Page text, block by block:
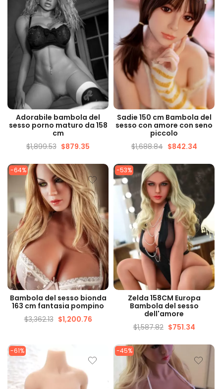
VISUALIZZAZIONE
VELOCE
Adorabile bambola del
sesso porno maturo da 158
cm
$1,899.53 $879.35
VISUALIZZAZIONE
VELOCE
Sadie 150 cm Bambola del
sesso con amore con seno
piccolo
$1,688.84 $842.34
-64%
VISUALIZZAZIONE
VELOCE
Bambola del sesso bionda
163 cm fantasia pompino
$3,362.13 $1,200.76
-53%
VISUALIZZAZIONE
VELOCE
Zelda 158CM Europa
Bambola del sesso
dell'amore
$1,587.82 $751.34
-61% -45%